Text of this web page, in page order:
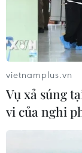
vietnamplus.vn
Vụ xả súng
vi của nghi